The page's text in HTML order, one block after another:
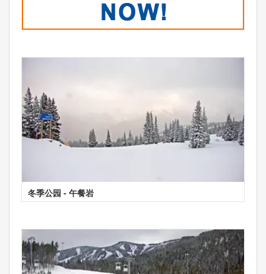
冬季公园 - 午餐岩